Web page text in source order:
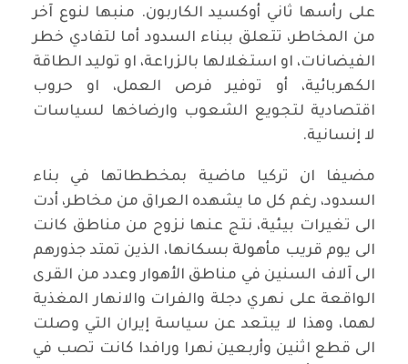
على رأسها ثاني أوكسيد الكاربون. منبها لنوع آخر
من المخاطر، تتعلق ببناء السدود أما لتفادي خطر
الفيضانات، او استغلالها بالزراعة، او توليد الطاقة
الكهربائية، أو توفير فرص العمل، او حروب
اقتصادية لتجويع الشعوب وارضاخها لسياسات
لا إنسانية.
مضيفا ان تركيا ماضية بمخططاتها في بناء
السدود، رغم كل ما يشهده العراق من مخاطر، أدت
الى تغيرات بيئية، نتج عنها نزوح من مناطق كانت
الى يوم قريب مأهولة بسكانها، الذين تمتد جذورهم
الى آلاف السنين في مناطق الأهوار وعدد من القرى
الواقعة على نهري دجلة والفرات والانهار المغذية
لهما، وهذا لا يبتعد عن سياسة إيران التي وصلت
الى قطع اثنين وأربعين نهرا ورافدا كانت تصب في